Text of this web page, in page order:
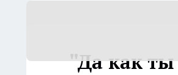
"Да как ты